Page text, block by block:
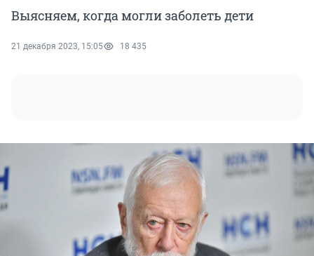
Выясняем, когда могли заболеть дети
21 декабря 2023, 15:05 18 435